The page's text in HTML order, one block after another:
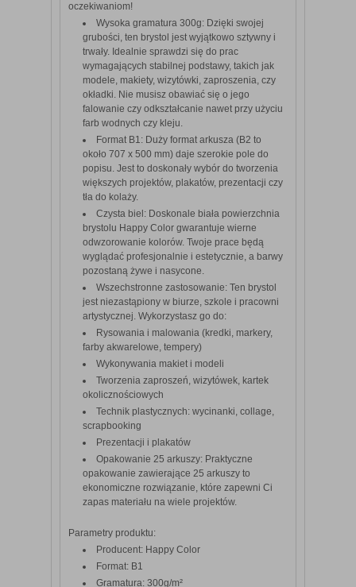
oczekiwaniom!
Wysoka gramatura 300g: Dzięki swojej
grubości, ten brystol jest wyjątkowo sztywny i
trwały. Idealnie sprawdzi się do prac
wymagających stabilnej podstawy, takich jak
modele, makiety, wizytówki, zaproszenia, czy
okładki. Nie musisz obawiać się o jego
falowanie czy odkształcanie nawet przy użyciu
farb wodnych czy kleju.
Format B1: Duży format arkusza (B2 to
około 707 x 500 mm) daje szerokie pole do
popisu. Jest to doskonały wybór do tworzenia
większych projektów, plakatów, prezentacji czy
tła do kolaży.
Czysta biel: Doskonale biała powierzchnia
brystolu Happy Color gwarantuje wierne
odwzorowanie kolorów. Twoje prace będą
wyglądać profesjonalnie i estetycznie, a barwy
pozostaną żywe i nasycone.
Wszechstronne zastosowanie: Ten brystol
jest niezastąpiony w biurze, szkole i pracowni
artystycznej. Wykorzystasz go do:
Rysowania i malowania (kredki, markery,
farby akwarelowe, tempery)
Wykonywania makiet i modeli
Tworzenia zaproszeń, wizytówek, kartek
okolicznościowych
Technik plastycznych: wycinanki, collage,
scrapbooking
Prezentacji i plakatów
Opakowanie 25 arkuszy: Praktyczne
opakowanie zawierające 25 arkuszy to
ekonomiczne rozwiązanie, które zapewni Ci
zapas materiału na wiele projektów.
Parametry produktu:
Producent: Happy Color
Format: B1
Gramatura: 300g/m²